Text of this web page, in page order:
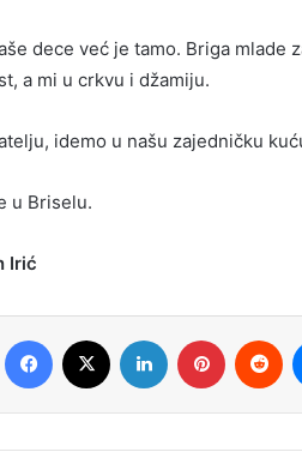
dece već je tamo. Briga mlade
a mi u crkvu i džamiju.
idemo u našu zajedničku
u Briselu.
Irić
Facebook LinkedIn Pinterest